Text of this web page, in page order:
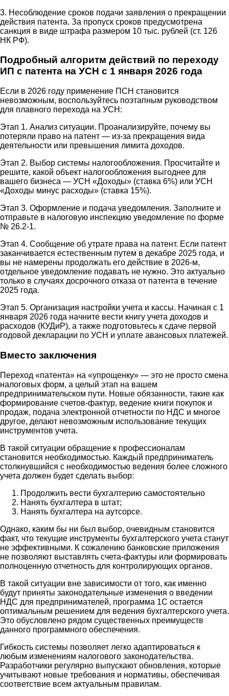
3. Несоблюдение сроков подачи заявления о прекращении
действия патента. За пропуск сроков предусмотрена
санкция в виде штрафа размером 10 тыс. рублей (ст. 126
НК РФ).
Подробный алгоритм действий по переходу
ИП с патента на УСН с 1 января 2026 года
Если в 2026 году применение ПСН становится
невозможным, воспользуйтесь поэтапным руководством
для плавного перехода на УСН:
Этап 1. Анализ ситуации. Проанализируйте, почему вы
потеряли право на патент — из-за прекращения вида
деятельности или превышения лимита доходов.
Этап 2. Выбор системы налогообложения. Просчитайте и
решите, какой объект налогообложения выгоднее для
вашего бизнеса — УСН «Доходы» (ставка 6%) или УСН
«Доходы минус расходы» (ставка 15%).
Этап 3. Оформление и подача уведомления. Заполните и
отправьте в налоговую инспекцию уведомление по форме
№ 26.2-1.
Этап 4. Сообщение об утрате права на патент. Если патент
заканчивается естественным путем в декабре 2025 года, и
вы не намерены продолжать его действие в 2026-м,
отдельное уведомление подавать не нужно. Это актуально
только в случаях досрочного отказа от патента в течение
2025 года.
Этап 5. Организация настройки учета и кассы. Начиная с 1
января 2026 года начните вести книгу учета доходов и
расходов (КУДиР), а также подготовьтесь к сдаче первой
годовой декларации по УСН и уплате авансовых платежей.
Вместо заключения
Переход «патента» на «упрощенку» — это не просто смена
налоговых форм, а целый этап на вашем
предпринимательском пути. Новые обязанности, такие как
формирование счетов-фактур, ведение книги покупок и
продаж, подача электронной отчетности по НДС и многое
другое, делают невозможным использование текущих
инструментов учета.
В такой ситуации обращение к профессионалам
становится необходимостью. Каждый предприниматель
столкнувшийся с необходимостью ведения более сложного
учета должен будет сделать выбор:
Продолжить вести бухгалтерию самостоятельно
Нанять бухгалтера в штат;
Нанять бухгалтера на аутсорсе.
Однако, каким бы ни был выбор, очевидным становится
факт, что текущие инструменты бухгалтерского учета станут
не эффективными. К сожалению банковские приложения
не позволяют выставлять счета-фактуры или формировать
полноценную отчетность для контролирующих органов.
В такой ситуации вне зависимости от того, как именно
будут приняты законодательные изменения о введении
НДС для предпринимателей, программа 1С остается
оптимальным решением для ведения бухгалтерского учета.
Это обусловлено рядом существенных преимуществ
данного программного обеспечения.
Гибкость системы позволяет легко адаптироваться к
любым изменениям налогового законодательства.
Разработчики регулярно выпускают обновления, которые
учитывают новые требования и нормативы, обеспечивая
соответствие всем актуальным правилам.